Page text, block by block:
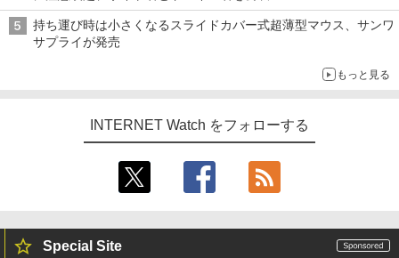
持ち運び時は小さくなるスライドカバー式超薄型マウス、サンワ
サプライが発売
もっと見る
INTERNET Watch をフォローする
Special Site